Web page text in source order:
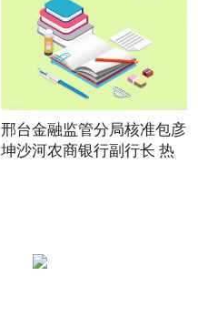
邢台金融监管分局核准包彦
坤沙河农商银行副行长 热